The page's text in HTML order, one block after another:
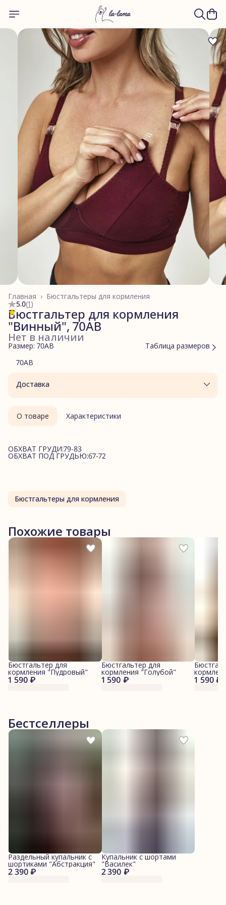
Бюстгальтеры для кормления
Главная ›
5.0(1)
Бюстгальтер для кормления
"Винный", 70AB
Нет в наличии
Размер: 70AB
Таблица размеров
70AB
Доставка
О товаре Характеристики
ОБХВАТ ГРУДИ:79-83
ОБХВАТ ПОД ГРУДЬЮ:67-72
Бюстгальтеры для кормления
Похожие товары
1 590 ₽
Бюстгальтер для
кормления "Пудровый"
1 590 ₽
Бюстгальтер для
кормления "Голубой"
1 590 ₽
Бестселлеры
2 390 ₽
Раздельный купальник с
шортиками "Абстракция"
2 390 ₽
Купальник с шортами
"Василек"